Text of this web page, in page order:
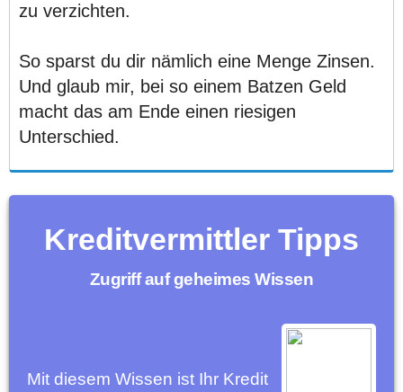
zu verzichten.
So sparst du dir nämlich eine Menge Zinsen.
Und glaub mir, bei so einem Batzen Geld
macht das am Ende einen riesigen
Unterschied.
Kreditvermittler Tipps
Zugriff auf geheimes Wissen
Mit diesem Wissen ist Ihr Kredit